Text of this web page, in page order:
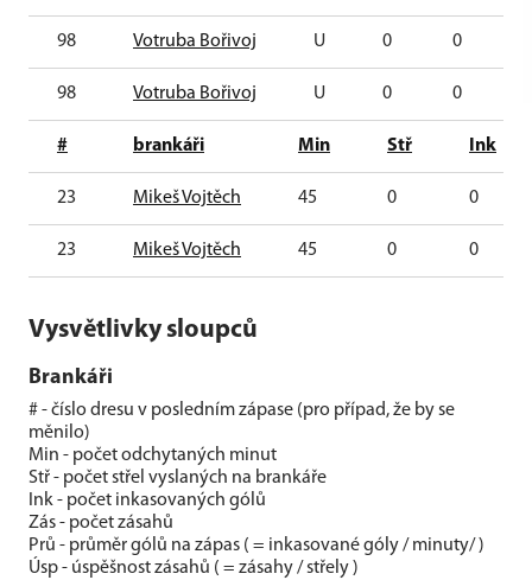
98 Votruba Bořivoj U 0 0
98 Votruba Bořivoj U 0 0
# brankáři Min Stř Ink
23 Mikeš Vojtěch 45 0 0
23 Mikeš Vojtěch 45 0 0
Vysvětlivky sloupců
Brankáři
# - číslo dresu v posledním zápase (pro případ, že by se
měnilo)
Min - počet odchytaných minut
Stř - počet střel vyslaných na brankáře
Ink - počet inkasovaných gólů
Zás - počet zásahů
Prů - průměr gólů na zápas ( = inkasované góly / minuty/ )
Úsp - úspěšnost zásahů ( = zásahy / střely )